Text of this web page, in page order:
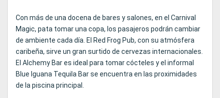
Con más de una docena de bares y salones, en el Carnival
Magic, pata tomar una copa, los pasajeros podrán cambiar
de ambiente cada día. El Red Frog Pub, con su atmósfera
caribeña, sirve un gran surtido de cervezas internacionales.
El Alchemy Bar es ideal para tomar cócteles y el informal
Blue Iguana Tequila Bar se encuentra en las proximidades
de la piscina principal.